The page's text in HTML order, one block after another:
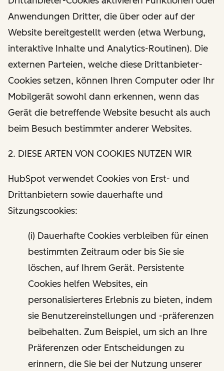
Anwendungen Dritter, die über oder auf der
Website bereitgestellt werden (etwa Werbung,
interaktive Inhalte und Analytics-Routinen). Die
externen Parteien, welche diese Drittanbieter-
Cookies setzen, können Ihren Computer oder Ihr
Mobilgerät sowohl dann erkennen, wenn das
Gerät die betreffende Website besucht als auch
beim Besuch bestimmter anderer Websites.
2. DIESE ARTEN VON COOKIES NUTZEN WIR
HubSpot verwendet Cookies von Erst- und
Drittanbietern sowie dauerhafte und
Sitzungscookies:
(i) Dauerhafte Cookies verbleiben für einen
bestimmten Zeitraum oder bis Sie sie
löschen, auf Ihrem Gerät. Persistente
Cookies helfen Websites, ein
personalisierteres Erlebnis zu bieten, indem
sie Benutzereinstellungen und -präferenzen
beibehalten. Zum Beispiel, um sich an Ihre
Präferenzen oder Entscheidungen zu
erinnern, die Sie bei der Nutzung unserer